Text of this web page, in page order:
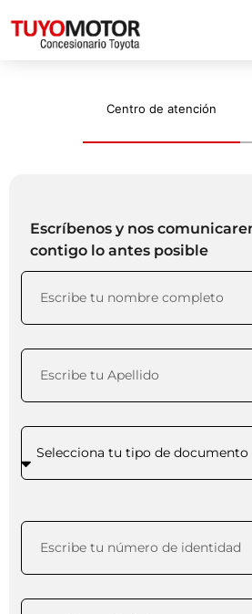
Centro de atención
Escríbenos y nos
contigo lo antes posible